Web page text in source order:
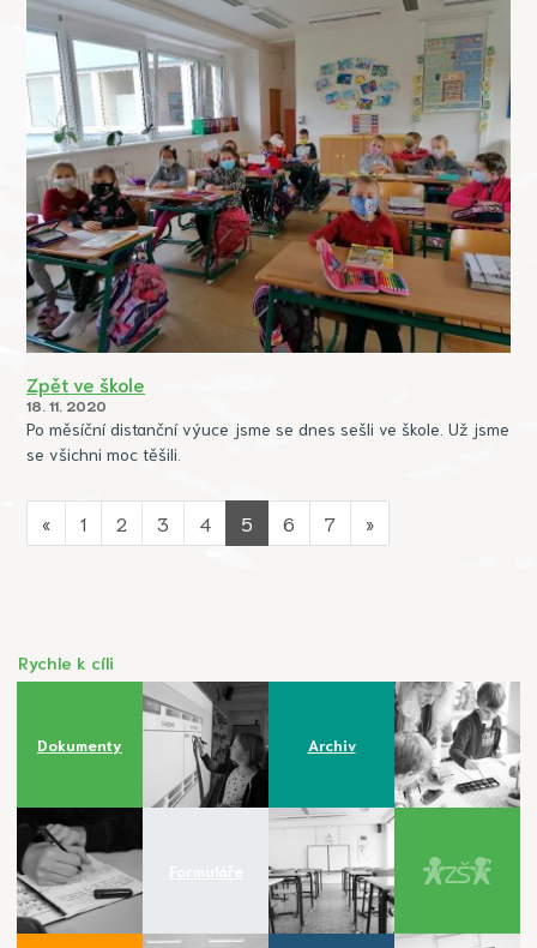
Zpět ve škole
18. 11. 2020
Po měsíční distanční výuce jsme se dnes sešli ve škole. Už jsme
se všichni moc těšili.
« 1 2 3 4 5 6 7 »
Rychle k cíli
Dokumenty Archiv